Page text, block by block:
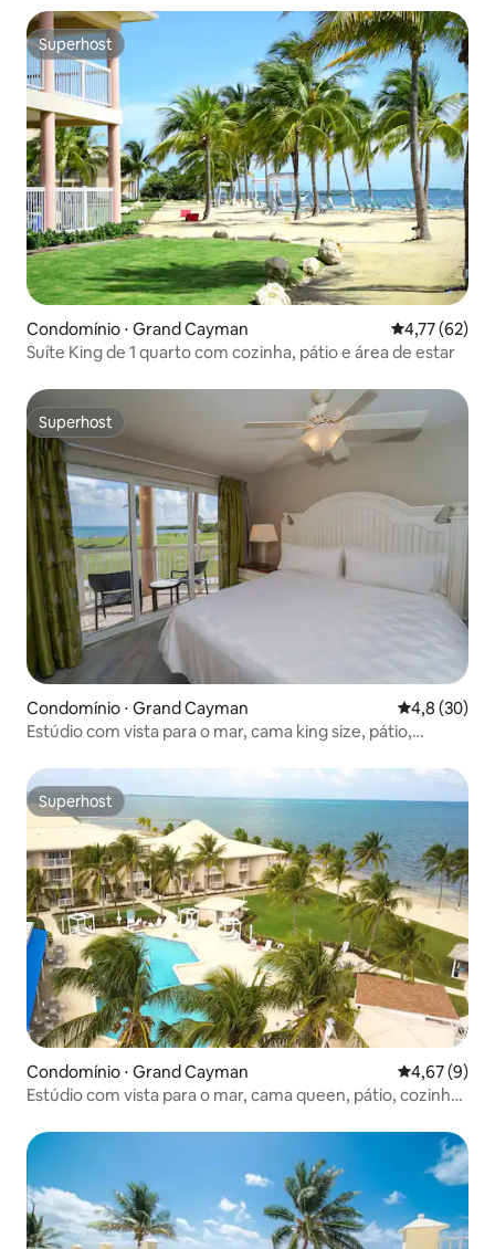
Superhost
Superhost
Condomínio ⋅ Grand Cayman 4,77 de uma
4,77 (62)
Suíte King de 1 quarto com cozinha, pátio e área de estar
Superhost
Superhost
Condomínio ⋅ Grand Cayman 4,8 de uma
4,8 (30)
Estúdio com vista para o mar, cama king size, pátio,
Superhost
Superhost
Condomínio ⋅ Grand Cayman 4,67 de uma
4,67 (9)
Estúdio com vista para o mar, cama queen, pátio, cozinha